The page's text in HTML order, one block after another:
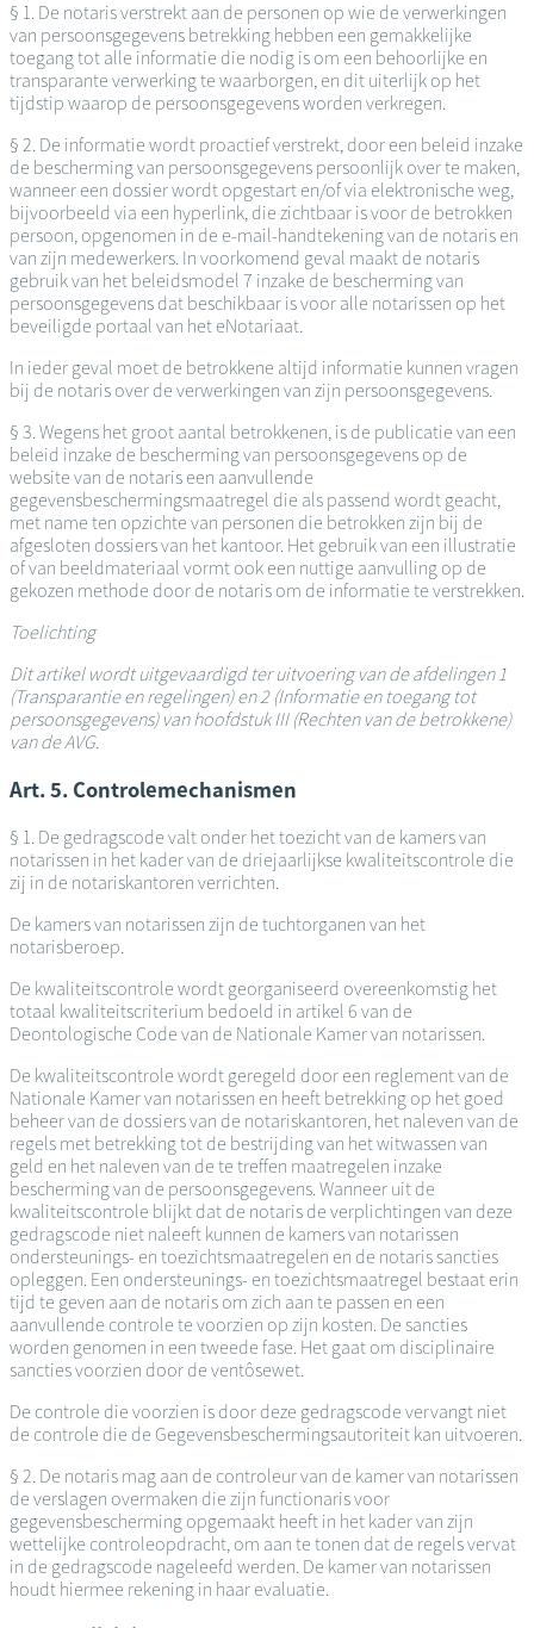
§ 1. De notaris verstrekt aan de personen op wie de verwerkingen
van persoonsgegevens betrekking hebben een gemakkelijke
toegang tot alle informatie die nodig is om een behoorlijke en
transparante verwerking te waarborgen, en dit uiterlijk op het
tijdstip waarop de persoonsgegevens worden verkregen.
§ 2. De informatie wordt proactief verstrekt, door een beleid inzake
de bescherming van persoonsgegevens persoonlijk over te maken,
wanneer een dossier wordt opgestart en/of via elektronische weg,
bijvoorbeeld via een hyperlink, die zichtbaar is voor de betrokken
persoon, opgenomen in de e-mail-handtekening van de notaris en
van zijn medewerkers. In voorkomend geval maakt de notaris
gebruik van het beleidsmodel 7 inzake de bescherming van
persoonsgegevens dat beschikbaar is voor alle notarissen op het
beveiligde portaal van het eNotariaat.
In ieder geval moet de betrokkene altijd informatie kunnen vragen
bij de notaris over de verwerkingen van zijn persoonsgegevens.
§ 3. Wegens het groot aantal betrokkenen, is de publicatie van een
beleid inzake de bescherming van persoonsgegevens op de
website van de notaris een aanvullende
gegevensbeschermingsmaatregel die als passend wordt geacht,
met name ten opzichte van personen die betrokken zijn bij de
afgesloten dossiers van het kantoor. Het gebruik van een illustratie
of van beeldmateriaal vormt ook een nuttige aanvulling op de
gekozen methode door de notaris om de informatie te verstrekken.
Toelichting
Dit artikel wordt uitgevaardigd ter uitvoering van de afdelingen 1
(Transparantie en regelingen) en 2 (Informatie en toegang tot
persoonsgegevens) van hoofdstuk III (Rechten van de betrokkene)
van de AVG.
Art. 5. Controlemechanismen
§ 1. De gedragscode valt onder het toezicht van de kamers van
notarissen in het kader van de driejaarlijkse kwaliteitscontrole die
zij in de notariskantoren verrichten.
De kamers van notarissen zijn de tuchtorganen van het
notarisberoep.
De kwaliteitscontrole wordt georganiseerd overeenkomstig het
totaal kwaliteitscriterium bedoeld in artikel 6 van de
Deontologische Code van de Nationale Kamer van notarissen.
De kwaliteitscontrole wordt geregeld door een reglement van de
Nationale Kamer van notarissen en heeft betrekking op het goed
beheer van de dossiers van de notariskantoren, het naleven van de
regels met betrekking tot de bestrijding van het witwassen van
geld en het naleven van de te treffen maatregelen inzake
bescherming van de persoonsgegevens. Wanneer uit de
kwaliteitscontrole blijkt dat de notaris de verplichtingen van deze
gedragscode niet naleeft kunnen de kamers van notarissen
ondersteunings- en toezichtsmaatregelen en de notaris sancties
opleggen. Een ondersteunings- en toezichtsmaatregel bestaat erin
tijd te geven aan de notaris om zich aan te passen en een
aanvullende controle te voorzien op zijn kosten. De sancties
worden genomen in een tweede fase. Het gaat om disciplinaire
sancties voorzien door de ventôsewet.
De controle die voorzien is door deze gedragscode vervangt niet
de controle die de Gegevensbeschermingsautoriteit kan uitvoeren.
§ 2. De notaris mag aan de controleur van de kamer van notarissen
de verslagen overmaken die zijn functionaris voor
gegevensbescherming opgemaakt heeft in het kader van zijn
wettelijke controleopdracht, om aan te tonen dat de regels vervat
in de gedragscode nageleefd werden. De kamer van notarissen
houdt hiermee rekening in haar evaluatie.